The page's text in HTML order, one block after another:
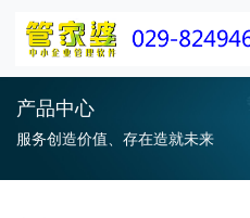
产品中心
服务创造价值、存在造就未来